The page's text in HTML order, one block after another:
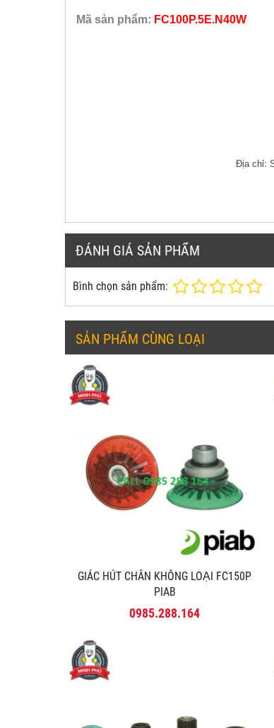
Mã sản phẩm: FC100P.5E.N40W
Địa chỉ:
ĐÁNH GIÁ SẢN PHẨM
Bình chọn sản phẩm:
SẢN PHẨM CÙNG LOẠI
GIÁC HÚT CHÂN KHÔNG LOẠI FC150P
PIAB
0985.288.164